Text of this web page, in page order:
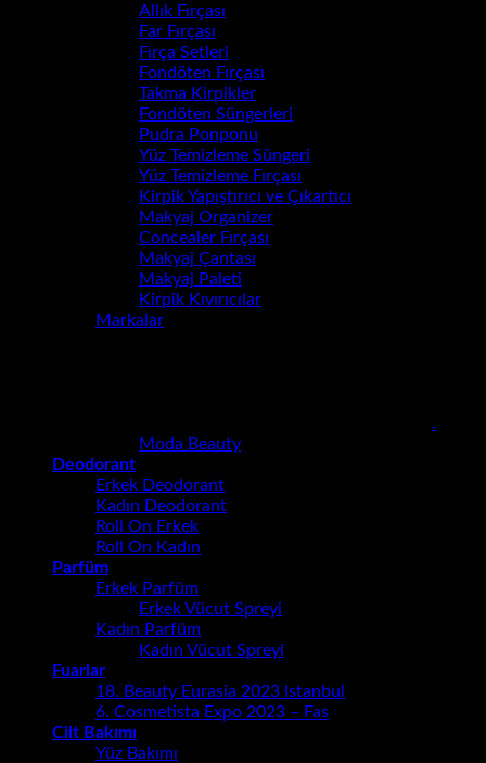
Allık Fırçası
Far Fırçası
Fırça Setleri
Fondöten Fırçası
Takma Kirpikler
Fondöten Süngerleri
Pudra Ponponu
Yüz Temizleme Süngeri
Yüz Temizleme Fırçası
Kirpik Yapıştırıcı ve Çıkartıcı
Makyaj Organizer
Concealer Fırçası
Makyaj Çantası
Makyaj Paleti
Kirpik Kıvırıcılar
Markalar
.
Moda Beauty
Deodorant
Erkek Deodorant
Kadın Deodorant
Roll On Erkek
Roll On Kadın
Parfüm
Erkek Parfüm
Erkek Vücut Spreyi
Kadın Parfüm
Kadın Vücut Spreyi
Fuarlar
18. Beauty Eurasia 2023 Istanbul
6. Cosmetista Expo 2023 – Fas
Cilt Bakımı
Yüz Bakımı